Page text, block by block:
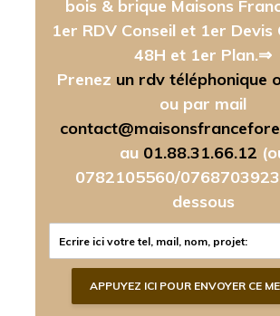
bois & brique Maisons
1er RDV Conseil et 1er
48H et 1er Plan.⇒
Prenez un rdv téléphonique
ou par mail
au 01.88.31.66.12
0782105560/
dessous